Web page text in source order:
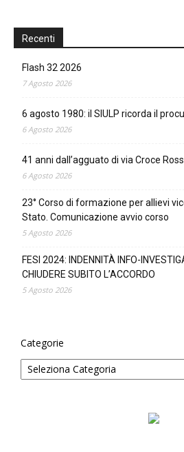
Recenti
Flash 32 2026
7 Agosto 2026
6 agosto 1980: il SIULP ricorda il
6 Agosto 2026
41 anni dall’agguato di via Croce
6 Agosto 2026
23° Corso di formazione per allievi
Stato. Comunicazione avvio corso
5 Agosto 2026
FESI 2024: INDENNITÀ INFO-
CHIUDERE SUBITO L’ACCORDO
5 Agosto 2026
Categorie